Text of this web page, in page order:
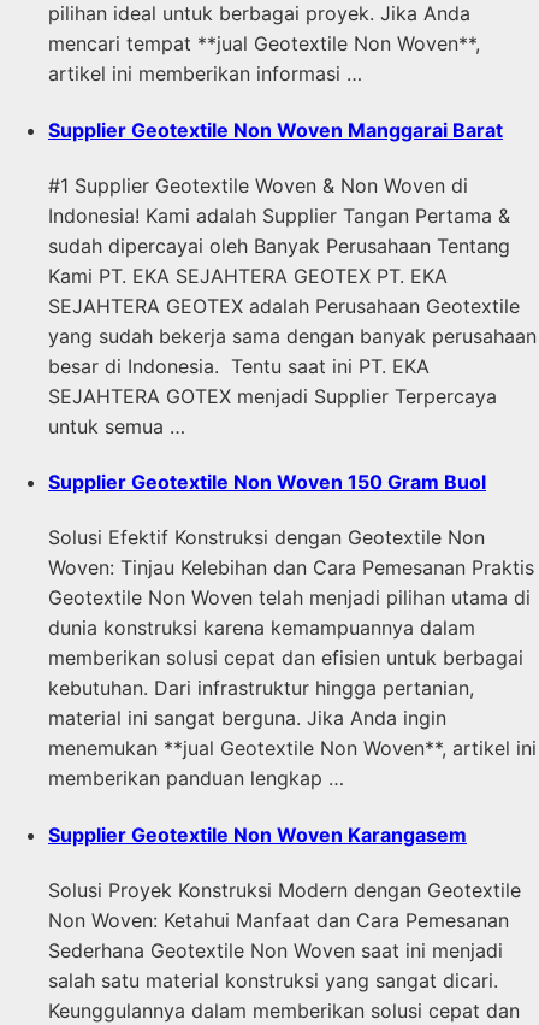
pilihan ideal untuk berbagai proyek. Jika Anda
mencari tempat **jual Geotextile Non Woven**,
artikel ini memberikan informasi …
Supplier Geotextile Non Woven Manggarai Barat
#1 Supplier Geotextile Woven & Non Woven di
Indonesia! Kami adalah Supplier Tangan Pertama &
sudah dipercayai oleh Banyak Perusahaan Tentang
Kami PT. EKA SEJAHTERA GEOTEX PT. EKA
SEJAHTERA GEOTEX adalah Perusahaan Geotextile
yang sudah bekerja sama dengan banyak perusahaan
besar di Indonesia. Tentu saat ini PT. EKA
SEJAHTERA GOTEX menjadi Supplier Terpercaya
untuk semua …
Supplier Geotextile Non Woven 150 Gram Buol
Solusi Efektif Konstruksi dengan Geotextile Non
Woven: Tinjau Kelebihan dan Cara Pemesanan Praktis
Geotextile Non Woven telah menjadi pilihan utama di
dunia konstruksi karena kemampuannya dalam
memberikan solusi cepat dan efisien untuk berbagai
kebutuhan. Dari infrastruktur hingga pertanian,
material ini sangat berguna. Jika Anda ingin
menemukan **jual Geotextile Non Woven**, artikel ini
memberikan panduan lengkap …
Supplier Geotextile Non Woven Karangasem
Solusi Proyek Konstruksi Modern dengan Geotextile
Non Woven: Ketahui Manfaat dan Cara Pemesanan
Sederhana Geotextile Non Woven saat ini menjadi
salah satu material konstruksi yang sangat dicari.
Keunggulannya dalam memberikan solusi cepat dan